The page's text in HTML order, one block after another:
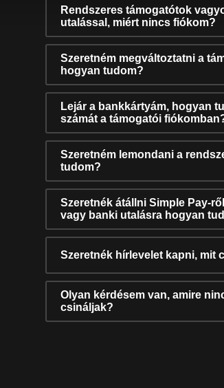
Rendszeres támogatótok
utalással, miért nincs fiókom?
Szeretném megváltoztatni a
hogyan tudom?
Lejár a bankkártyám, hogyan
számát a támogatói
Szeretném lemondani a
tudom?
Szeretnék átállni Simple Pay-
vagy banki utalásra hogyan
Szeretnék hírlevelet kapni, mit
Olyan kérdésem van, amire
csináljak?